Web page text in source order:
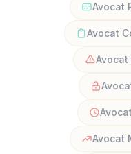
Avocat
Avocat
Avocat